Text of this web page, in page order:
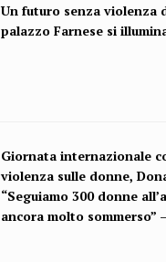
Un futuro senza violenza
palazzo Farnese si
Giornata internazionale
violenza sulle donne,
“Seguiamo 300 donne
ancora molto sommerso”